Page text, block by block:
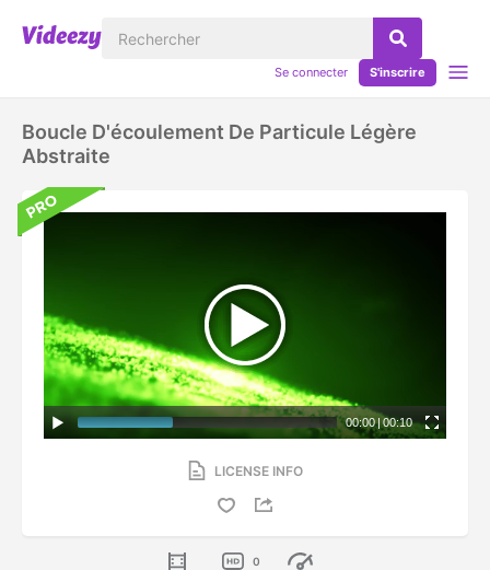
Se connecter S'inscrire
Boucle D'écoulement De Particule Légère
Abstraite
00:00| 00:10
LICENSE INFO
0